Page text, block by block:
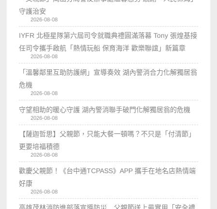
守護治安
2026-08-08
IYFR 北極星隊第六屆司令就職典禮圓滿落幕 Tony 張煌基接
任司令攜手啟航「熱情玩船 保育海洋 歡樂聯誼」新篇章
2026-08-08
「溫馨鄰里互助防護網」宣導奏效 湖內警消合力化解獨居翁
危機
2026-08-08
守望相助的暖心守護 湖內警消聯手破門化解獨居翁的危機
2026-08-08
【薩迦哲思】父親節，只能大餐一頓嗎？不只是「付清節」
更要培福積德
2026-08-08
歡慶父親節！《台中通TCPASS》APP 攜手在地名店熱情端
好康
2026-08-08
高雄茂林消防進部落宣導防災 父親節送上最實用「安全禮